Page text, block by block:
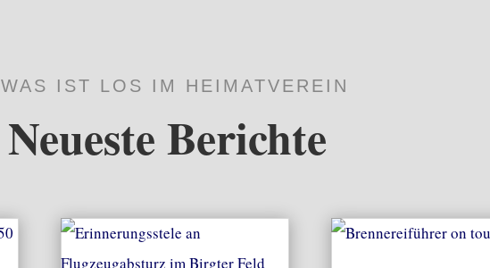
WAS IST LOS IM HEIMATVEREIN
Neueste Berichte